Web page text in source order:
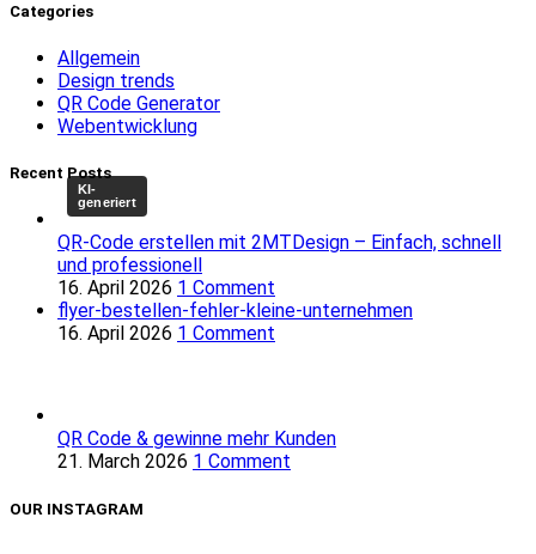
Categories
Allgemein
Design trends
QR Code Generator
Webentwicklung
Recent Posts
KI-
generiert
QR-Code erstellen mit 2MTDesign – Einfach, schnell
und professionell
16. April 2026 1 Comment
flyer-bestellen-fehler-kleine-unternehmen
16. April 2026 1 Comment
QR Code & gewinne mehr Kunden
21. March 2026 1 Comment
OUR INSTAGRAM